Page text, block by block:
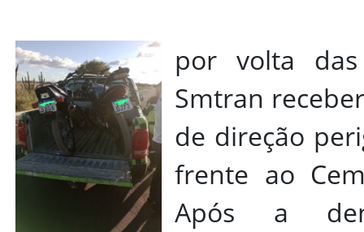
por volta
Smtran
de direção
frente ao
Após a